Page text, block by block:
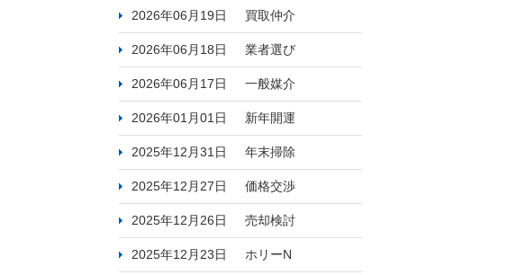
2026年06月19日 買取仲介
2026年06月18日 業者選び
2026年06月17日 一般媒介
2026年01月01日 新年開運
2025年12月31日 年末掃除
2025年12月27日 価格交渉
2025年12月26日 売却検討
2025年12月23日 ホリーN